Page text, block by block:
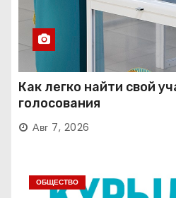
Как легко найти свой
голосования
Авг 7, 2026
ОБЩЕСТВО